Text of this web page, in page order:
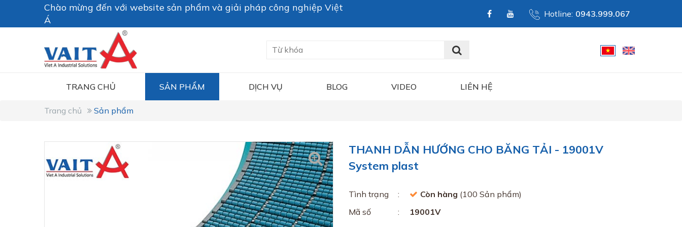
Chào mừng đến với website sản phẩm và giải pháp công nghiệp Việt
Á
Hotline: 0943.999.067
TRANG CHỦ SẢN PHẨM DỊCH VỤ BLOG VIDEO LIÊN HỆ
Trang chủ Sản phẩm
THANH DẪN HƯỚNG CHO BĂNG TẢI - 19001V
System plast
Tình trạng Còn hàng (100 Sản phẩm)
Mã số
19001V